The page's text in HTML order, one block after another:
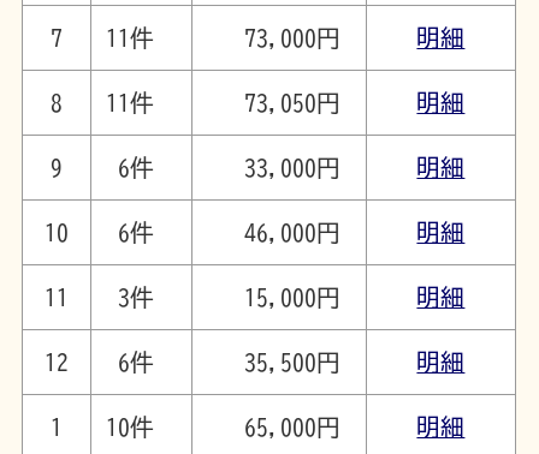
7 11件 73,000円 明細
8 11件 73,050円 明細
9 6件 33,000円 明細
10 6件 46,000円 明細
11 3件 15,000円 明細
12 6件 35,500円 明細
1 10件 65,000円 明細